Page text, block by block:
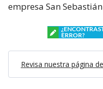
empresa San
ERROR?
Revisa nuestra página